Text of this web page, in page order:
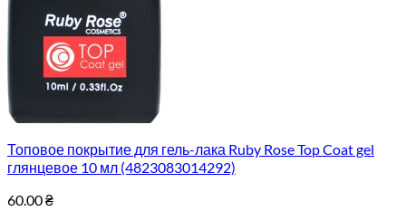
Топовое покрытие для гель-лака Ruby Rose Top Coat gel
глянцевое 10 мл (4823083014292)
60.00₴